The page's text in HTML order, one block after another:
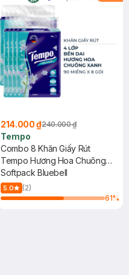
214.000 ₫240.000 ₫
Tempo
Combo 8 Khăn Giấy Rút
Tempo Hương Hoa Chuông
Xanh 4 Lớp 90 Miếng/Gói
Softpack Bluebell
5.0
(2)
61%